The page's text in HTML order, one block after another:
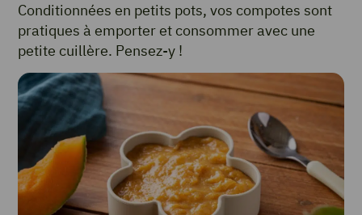
Conditionnées en petits pots, vos compotes sont
pratiques à emporter et consommer avec une
petite cuillère. Pensez-y !